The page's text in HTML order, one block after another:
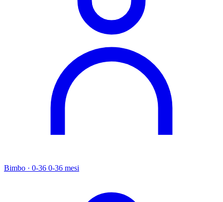
Bimbo · 0-36 0-36 mesi